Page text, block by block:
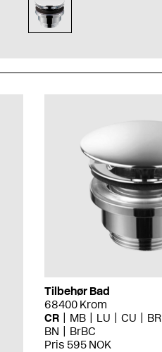
Tilbehør Bad
68400 Krom
CR
MB LU CU BR
BN
BrBC
Pris 595 NOK